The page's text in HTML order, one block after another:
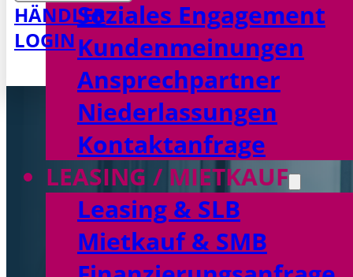
Soziales Engagement
Kundenmeinungen
Ansprechpartner
Niederlassungen
Kontaktanfrage
LEASING / MIETKAUF
Leasing & SLB
Mietkauf & SMB
HÄNDLER
LOGINMAKLER